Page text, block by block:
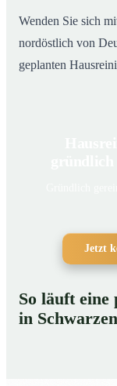
Wenden Sie sich
nordöstlich von
geplanten
Jetzt
So läuft eine
in